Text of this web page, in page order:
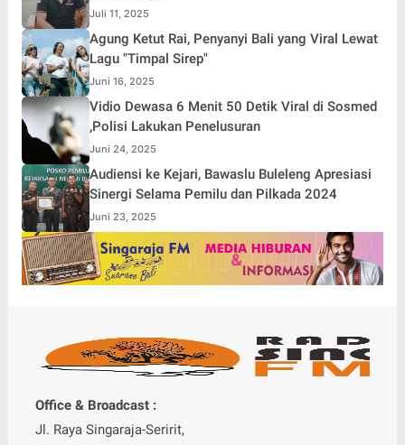
Juli 11, 2025
Agung Ketut Rai, Penyanyi Bali yang Viral Lewat
Lagu "Timpal Sirep"
Juni 16, 2025
Vidio Dewasa 6 Menit 50 Detik Viral di Sosmed
,Polisi Lakukan Penelusuran
Juni 24, 2025
Audiensi ke Kejari, Bawaslu Buleleng Apresiasi
Sinergi Selama Pemilu dan Pilkada 2024
Juni 23, 2025
Office & Broadcast :
Jl. Raya Singaraja-Seririt,